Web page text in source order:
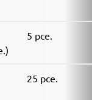
5 pce.
25 pce.